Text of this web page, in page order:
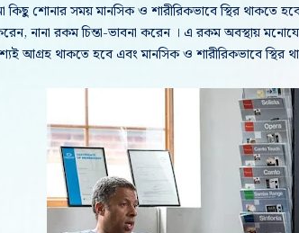
শোনার সময় মানসিক ও শারীরিকভাবে স্থির থাকতে
নানা রকম চিন্তা-ভাবনা করেন । এ রকম অবস্থায়
আগ্রহ থাকতে হবে এবং মানসিক ও শারীরিকভাবে স্থির